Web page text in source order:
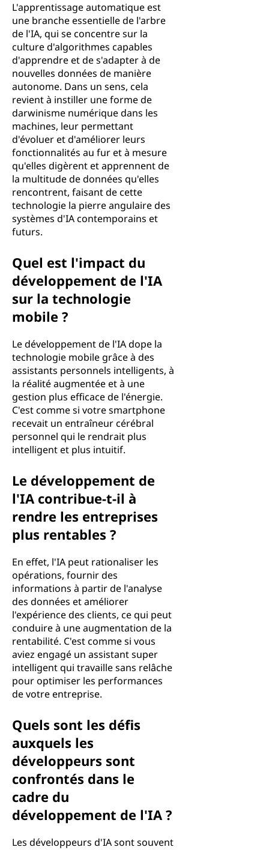
L'apprentissage automatique est
une branche essentielle de l'arbre
de l'IA, qui se concentre sur la
culture d'algorithmes capables
d'apprendre et de s'adapter à de
nouvelles données de manière
autonome. Dans un sens, cela
revient à instiller une forme de
darwinisme numérique dans les
machines, leur permettant
d'évoluer et d'améliorer leurs
fonctionnalités au fur et à mesure
qu'elles digèrent et apprennent de
la multitude de données qu'elles
rencontrent, faisant de cette
technologie la pierre angulaire des
systèmes d'IA contemporains et
futurs.
Quel est l'impact du
développement de l'IA
sur la technologie
mobile ?
Le développement de l'IA dope la
technologie mobile grâce à des
assistants personnels intelligents, à
la réalité augmentée et à une
gestion plus efficace de l'énergie.
C'est comme si votre smartphone
recevait un entraîneur cérébral
personnel qui le rendrait plus
intelligent et plus intuitif.
Le développement de
l'IA contribue-t-il à
rendre les entreprises
plus rentables ?
En effet, l'IA peut rationaliser les
opérations, fournir des
informations à partir de l'analyse
des données et améliorer
l'expérience des clients, ce qui peut
conduire à une augmentation de la
rentabilité. C'est comme si vous
aviez engagé un assistant super
intelligent qui travaille sans relâche
pour optimiser les performances
de votre entreprise.
Quels sont les défis
auxquels les
développeurs sont
confrontés dans le
cadre du
développement de l'IA ?
Les développeurs d'IA sont souvent